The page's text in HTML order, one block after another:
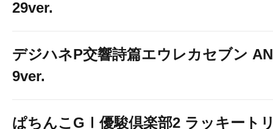
29ver.
デジハネP交響詩篇エウレカセブン
9ver.
ぱちんこGⅠ優駿倶楽部2 ラッキート